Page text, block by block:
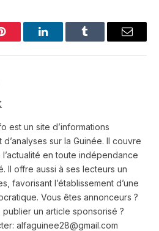
Pinterest LinkedInTumblr Email
est un site d’informations
sur la Guinée. Il couvre
en toute indépendance
Il offre aussi à ses lecteurs un
favorisant l’établissement d’une
Vous êtes annonceurs ?
un article sponsorisé ?
alfaguinee28@gmail.com